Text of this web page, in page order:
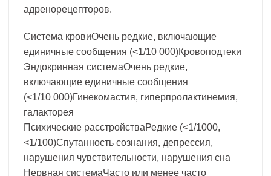
адренорецепторов.
Система кровиОчень редкие, включающие
единичные сообщения (<1/10 000)Кровоподтеки
Эндокринная системаОчень редкие,
включающие единичные сообщения
(<1/10 000)Гинекомастия, гиперпролактинемия,
галакторея
Психические расстройстваРедкие (<1/1000,
<1/100)Спутанность сознания, депрессия,
нарушения чувствительности, нарушения сна
Нервная системаЧасто или менее часто